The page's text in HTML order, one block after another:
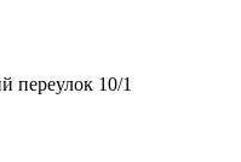
переулок 10/1